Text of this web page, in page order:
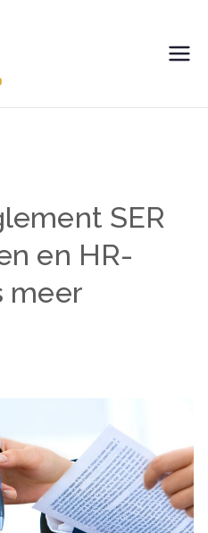
Medezegg
enschap
SER
en HR-
meer